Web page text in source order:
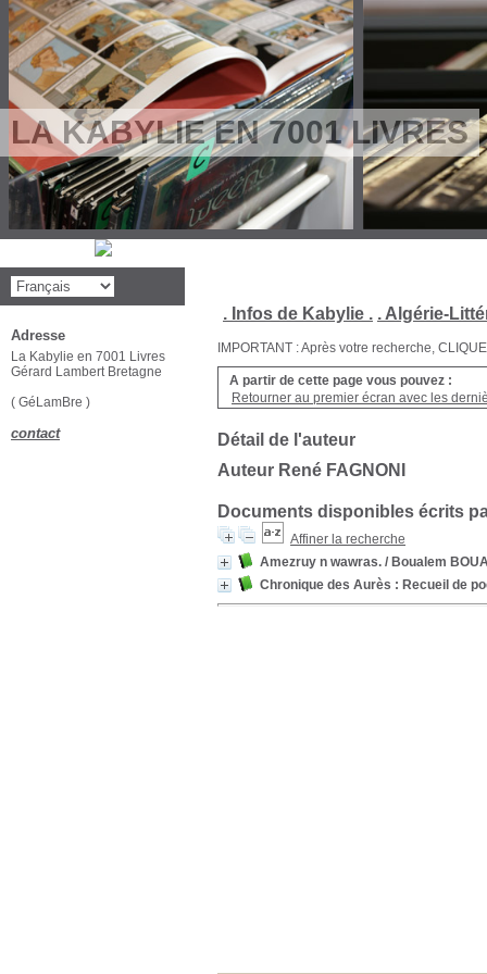
LA KABYLIE EN 7001 LIVRES
. Infos de Kabylie . . Algérie-
IMPORTANT : Après votre recherche,
A partir de cette page vous pouvez :
Retourner au premier écran avec les
Détail de l'auteur
Auteur René FAGNONI
Documents disponibles écrits
Affiner la recherche
Amezruy n wawras. / Boualem
Chronique des Aurès : Recueil de
Adresse
La Kabylie en 7001 Livres
Gérard Lambert Bretagne
( GéLamBre )
contact